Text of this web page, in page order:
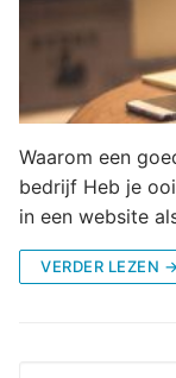
Waarom een
bedrijf Heb je
in een website
VERDER LEZEN →